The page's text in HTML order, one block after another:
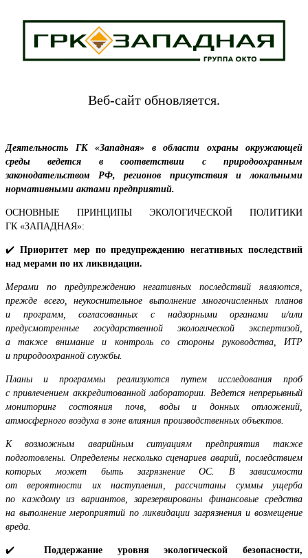
Веб-сайт обновляется.
Деятельность ГК «Западная» в области охраны окружающей
среды ведется в соответствии с природоохранным
законодательством РФ, регионов присутствия и локальными
нормативными актами предприятий.
ОСНОВНЫЕ ПРИНЦИПЫ ЭКОЛОГИЧЕСКОЙ ПОЛИТИКИ
ГК «ЗАПАДНАЯ»:
✔️ Приоритет мер по предупреждению негативных последствий
над мерами по их ликвидации.
Мерами по предупреждению негативных последствий являются,
прежде всего, неукоснительное выполнение многочисленных планов
и программ, согласованных с надзорными органами и/или
предусмотренные государственной экологической экспертизой,
а также внимание и контроль со стороны руководства, ИТР
и природоохранной службы.
Планы и программы реализуются путем исследования проб
с привлечением аккредитованной лаборатории. Ведется непрерывный
мониторинг состояния почв, воды и донных отложений,
атмосферного воздуха в зоне влияния производственных объектов.
К возможным аварийным ситуациям предприятия также
подготовлены. Определены несколько сценариев аварий, последствием
которых может быть загрязнение ОС. В зависимости
от вероятности их наступления, рассчитаны суммы ущерба
по каждому из вариантов, зарезервированы финансовые средства
на выполнение мероприятий по ликвидации загрязнения и возмещение
вреда.
✔️Поддержание уровня экологической безопасности,